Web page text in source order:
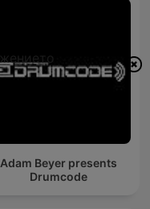
Adam Beyer presents
Drumcode